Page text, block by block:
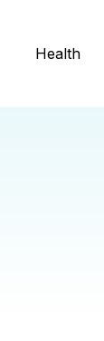
Health